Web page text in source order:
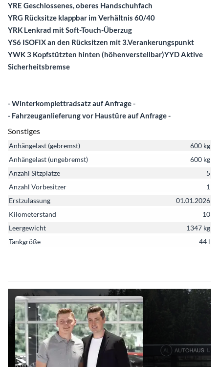
YRE Geschlossenes, oberes Handschuhfach
YRG Rücksitze klappbar im Verhältnis 60/40
YRK Lenkrad mit Soft-Touch-Überzug
YS6 ISOFIX an den Rücksitzen mit 3.Verankerungspunkt
YWK 3 Kopfstützten hinten (höhenverstellbar)YYD Aktive
Sicherheitsbremse
- Winterkomplettradsatz auf Anfrage -
- Fahrzeuganlieferung vor Haustüre auf Anfrage -
Sonstiges
Anhängelast (gebremst)
600 kg
Anhängelast (ungebremst)
600 kg
Anzahl Sitzplätze
5
Anzahl Vorbesitzer
1
Erstzulassung
01.01.2026
Kilometerstand
10
Leergewicht
1347 kg
Tankgröße
44 l